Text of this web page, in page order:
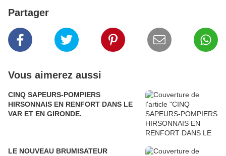
Partager
Vous aimerez aussi
CINQ SAPEURS-POMPIERS
HIRSONNAIS EN RENFORT DANS LE
VAR ET EN GIRONDE.
LE NOUVEAU BRUMISATEUR